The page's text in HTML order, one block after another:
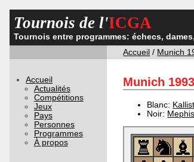
Tournois de l'ICGA
Tournois entre programmes: échecs,
Accueil / Munich
Accueil
Actualités
Compétitions
Jeux
Pays
Personnes
Programmes
À propos
Munich
Blanc:
Noir: